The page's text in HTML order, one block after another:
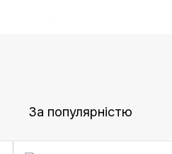
За популярністю